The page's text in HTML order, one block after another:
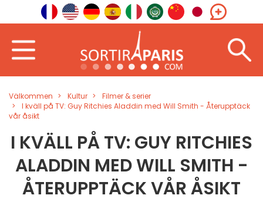
Välkommen Kultur
Filmer & serier
I kväll på TV: Guy Ritchies Aladdin med Will Smith - Återupptäck
vår åsikt
I KVÄLL PÅ TV: GUY RITCHIES
ALADDIN MED WILL SMITH -
ÅTERUPPTÄCK VÅR ÅSIKT